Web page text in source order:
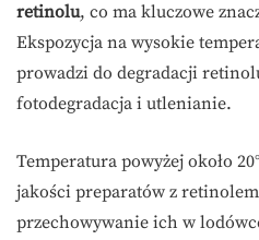
retinolu, co ma kluczowe
Ekspozycja na wysokie
prowadzi do degradacji
fotodegradacja i utlenianie.
Temperatura powyżej około
jakości preparatów z
przechowywanie ich w